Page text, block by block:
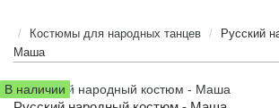
Костюмы для народных танцев
Русский
Маша
В наличии